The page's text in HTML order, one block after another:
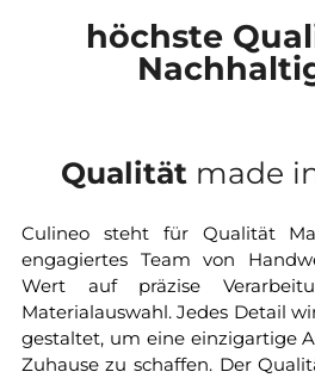
höchste
Qualität made
Culineo steht für Qualität
engagiertes Team von
Wert auf präzise
Materialauswahl. Jedes Detail
gestaltet, um eine einzigartige
Zuhause zu schaffen. Der